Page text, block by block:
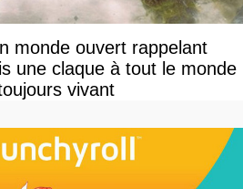
monde ouvert rappelant
une claque à tout le monde
vivant